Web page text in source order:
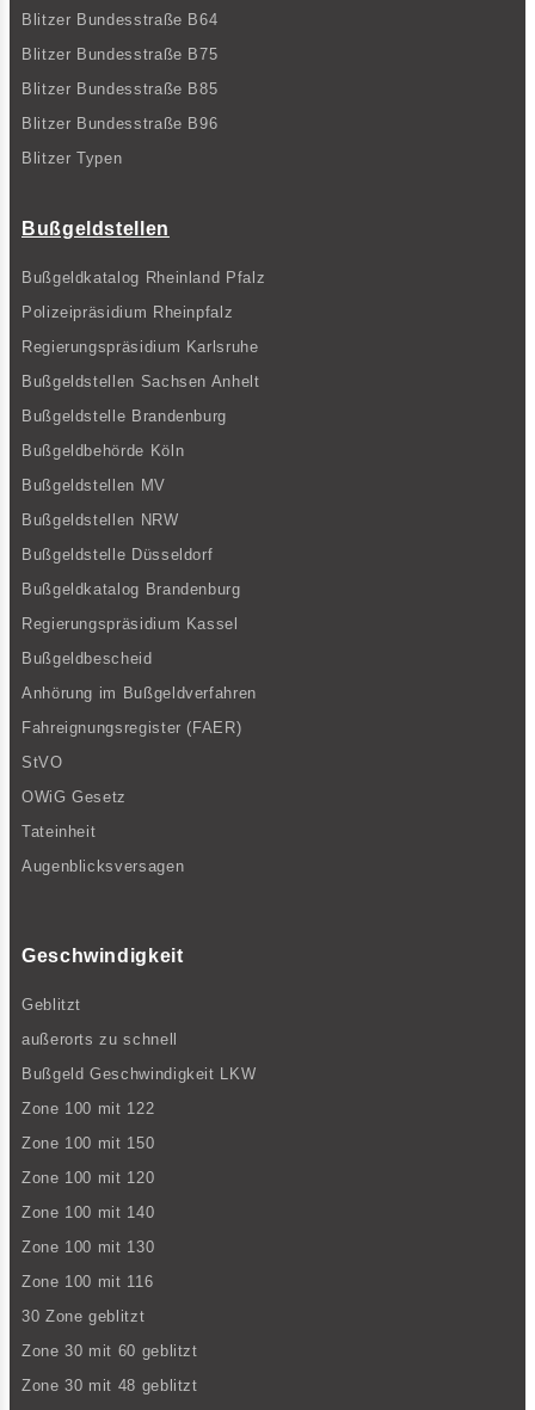
Blitzer Bundesstraße B64
Blitzer Bundesstraße B75
Blitzer Bundesstraße B85
Blitzer Bundesstraße B96
Blitzer Typen
Bußgeldstellen
Bußgeldkatalog Rheinland Pfalz
Polizeipräsidium Rheinpfalz
Regierungspräsidium Karlsruhe
Bußgeldstellen Sachsen Anhelt
Bußgeldstelle Brandenburg
Bußgeldbehörde Köln
Bußgeldstellen MV
Bußgeldstellen NRW
Bußgeldstelle Düsseldorf
Bußgeldkatalog Brandenburg
Regierungspräsidium Kassel
Bußgeldbescheid
Anhörung im Bußgeldverfahren
Fahreignungsregister (FAER)
StVO
OWiG Gesetz
Tateinheit
Augenblicksversagen
Geschwindigkeit
Geblitzt
außerorts zu schnell
Bußgeld Geschwindigkeit LKW
Zone 100 mit 122
Zone 100 mit 150
Zone 100 mit 120
Zone 100 mit 140
Zone 100 mit 130
Zone 100 mit 116
30 Zone geblitzt
Zone 30 mit 60 geblitzt
Zone 30 mit 48 geblitzt